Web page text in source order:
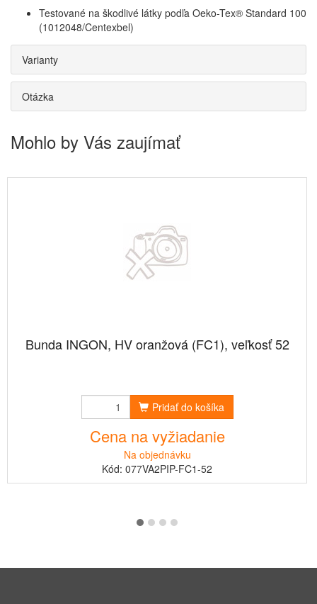
Testované na škodlivé látky podľa Oeko-Tex® Standard 100
(1012048/Centexbel)
Varianty
Otázka
Mohlo by Vás zaujímať
Bunda INGON, HV oranžová (FC1), veľkosť 52
Pridať do košíka
Cena na vyžiadanie
Na objednávku
Kód: 077VA2PIP-FC1-52